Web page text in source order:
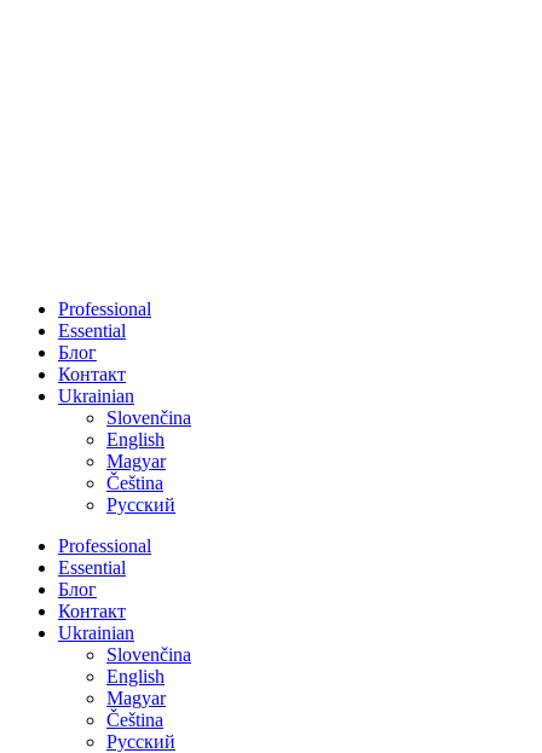
Professional
Essential
Блог
Контакт
Ukrainian
Slovenčina
English
Magyar
Čeština
Русский
Professional
Essential
Блог
Контакт
Ukrainian
Slovenčina
English
Magyar
Čeština
Русский